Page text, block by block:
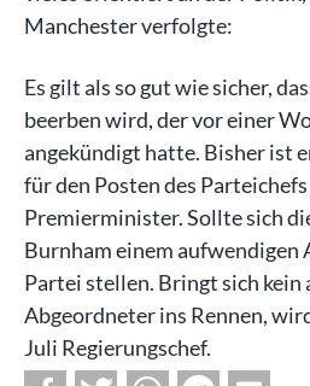
Manchester verfolgte:
Es gilt als so gut wie sicher,
beerben wird, der vor einer
angekündigt hatte. Bisher ist
für den Posten des
Premierminister. Sollte sich
Burnham einem aufwendigen
Partei stellen. Bringt sich kein
Abgeordneter ins Rennen,
Juli Regierungschef.